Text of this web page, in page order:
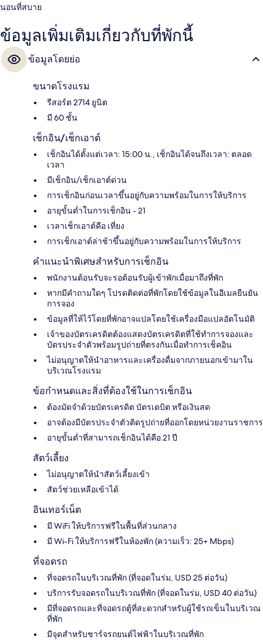
นอนที่สบาย
ข้อมูลเพิ่มเติมเกี่ยวกับที่พักนี้
ข้อมูลโดยย่อ
ขนาดโรงแรม
รีสอร์ต 2714 ยูนิต
มี 60 ชั้น
เช็กอิน/เช็กเอาต์
เช็กอินได้ตั้งแต่เวลา: 15:00 น., เช็กอินได้จนถึงเวลา: ตลอด
เวลา
มีเช็กอิน/เช็กเอาต์ด่วน
การเช็กอินก่อนเวลาขึ้นอยู่กับความพร้อมในการให้บริการ
อายุขั้นต่ำในการเช็กอิน - 21
เวลาเช็กเอาต์คือ เที่ยง
การเช็กเอาต์ล่าช้าขึ้นอยู่กับความพร้อมในการให้บริการ
คำแนะนำพิเศษสำหรับการเช็กอิน
พนักงานต้อนรับจะรอต้อนรับผู้เข้าพักเมื่อมาถึงที่พัก
หากมีคำถามใดๆ โปรดติดต่อที่พักโดยใช้ข้อมูลในอีเมลยืนยัน
การจอง
ข้อมูลที่ให้ไว้โดยที่พักอาจแปลโดยใช้เครื่องมือแปลอัตโนมัติ
เจ้าของบัตรเครดิตต้องแสดงบัตรเครดิตที่ใช้ทำการจองและ
บัตรประจำตัวพร้อมรูปถ่ายที่ตรงกันเมื่อทำการเช็คอิน
ไม่อนุญาตให้นำอาหารและเครื่องดื่มจากภายนอกเข้ามาใน
บริเวณโรงแรม
ข้อกำหนดและสิ่งที่ต้องใช้ในการเช็กอิน
ต้องมัดจำด้วยบัตรเครดิต บัตรเดบิต หรือเงินสด
อาจต้องมีบัตรประจำตัวติดรูปถ่ายที่ออกโดยหน่วยงานราชการ
อายุขั้นต่ำที่สามารถเช็กอินได้คือ 21 ปี
สัตว์เลี้ยง
ไม่อนุญาตให้นำสัตว์เลี้ยงเข้า
สัตว์ช่วยเหลือเข้าได้
อินเทอร์เน็ต
มี WiFi ให้บริการฟรีในพื้นที่ส่วนกลาง
มี Wi-Fi ให้บริการฟรีในห้องพัก (ความเร็ว: 25+ Mbps)
ที่จอดรถ
ที่จอดรถในบริเวณที่พัก (ที่จอดในร่ม, USD 25 ต่อวัน)
บริการรับจอดรถในบริเวณที่พัก (ที่จอดในร่ม, USD 40 ต่อวัน)
มีที่จอดรถและที่จอดรถตู้ที่สะดวกสำหรับผู้ใช้รถเข็นในบริเวณ
ที่พัก
มีจุดสำหรับชาร์จรถยนต์ไฟฟ้าในบริเวณที่พัก